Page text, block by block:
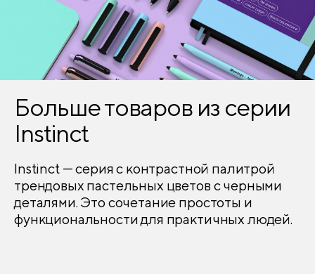
Больше товаров из серии
Instinct
Instinct — серия с контрастной палитрой
трендовых пастельных цветов с черными
деталями. Это сочетание простоты и
функциональности для практичных людей.